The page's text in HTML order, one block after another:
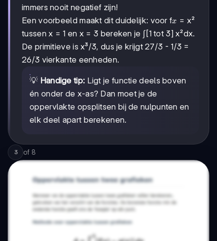
immers nooit negatief zijn!
Een voorbeeld maakt dit duidelijk: voor fx
x = x²
tussen x = 1 en x = 3 bereken je ∫[1 tot 3] x²dx.
De primitieve is x³/3, dus je krijgt 27/3 - 1/3 =
26/3 vierkante eenheden.
💡 Handige tip: Ligt je functie deels boven
én onder de x-as? Dan moet je de
oppervlakte opsplitsen bij de nulpunten en
elk deel apart berekenen.
3 of 8